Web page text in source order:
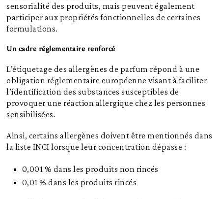
sensorialité des produits, mais peuvent également
participer aux propriétés fonctionnelles de certaines
formulations.
Un cadre réglementaire renforcé
L’étiquetage des allergènes de parfum répond à une
obligation réglementaire européenne visant à faciliter
l’identification des substances susceptibles de
provoquer une réaction allergique chez les personnes
sensibilisées.
Ainsi, certains allergènes doivent être mentionnés dans
la liste INCI lorsque leur concentration dépasse :
0,001 % dans les produits non rincés
0,01 % dans les produits rincés